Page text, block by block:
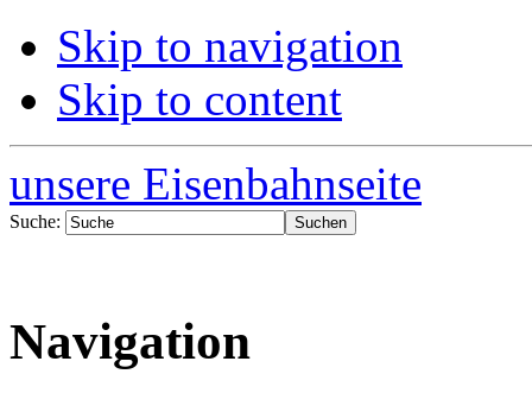
Skip to navigation
Skip to content
unsere Eisenbahnseite
Suche:
Navigation